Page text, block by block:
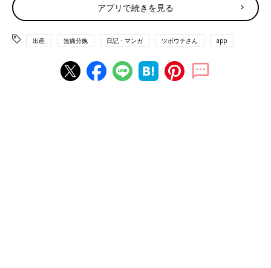
アプリで続きを見る
出産 無痛分娩 日記・マンガ ツボウチさん app